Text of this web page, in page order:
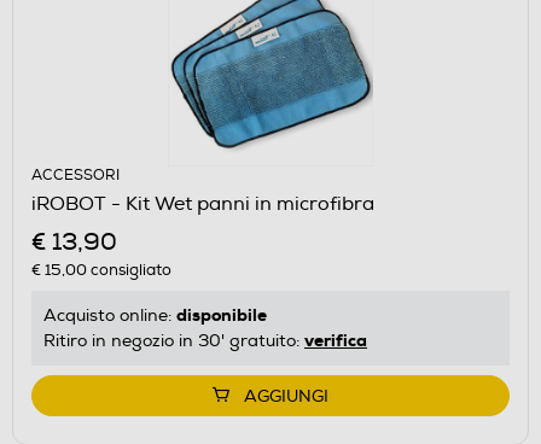
ACCESSORI
iROBOT - Kit Wet panni in microfibra
€ 13,90
€ 15,00consigliato
Acquisto online: disponibile
Ritiro in negozio in 30' gratuito: verifica
AGGIUNGI